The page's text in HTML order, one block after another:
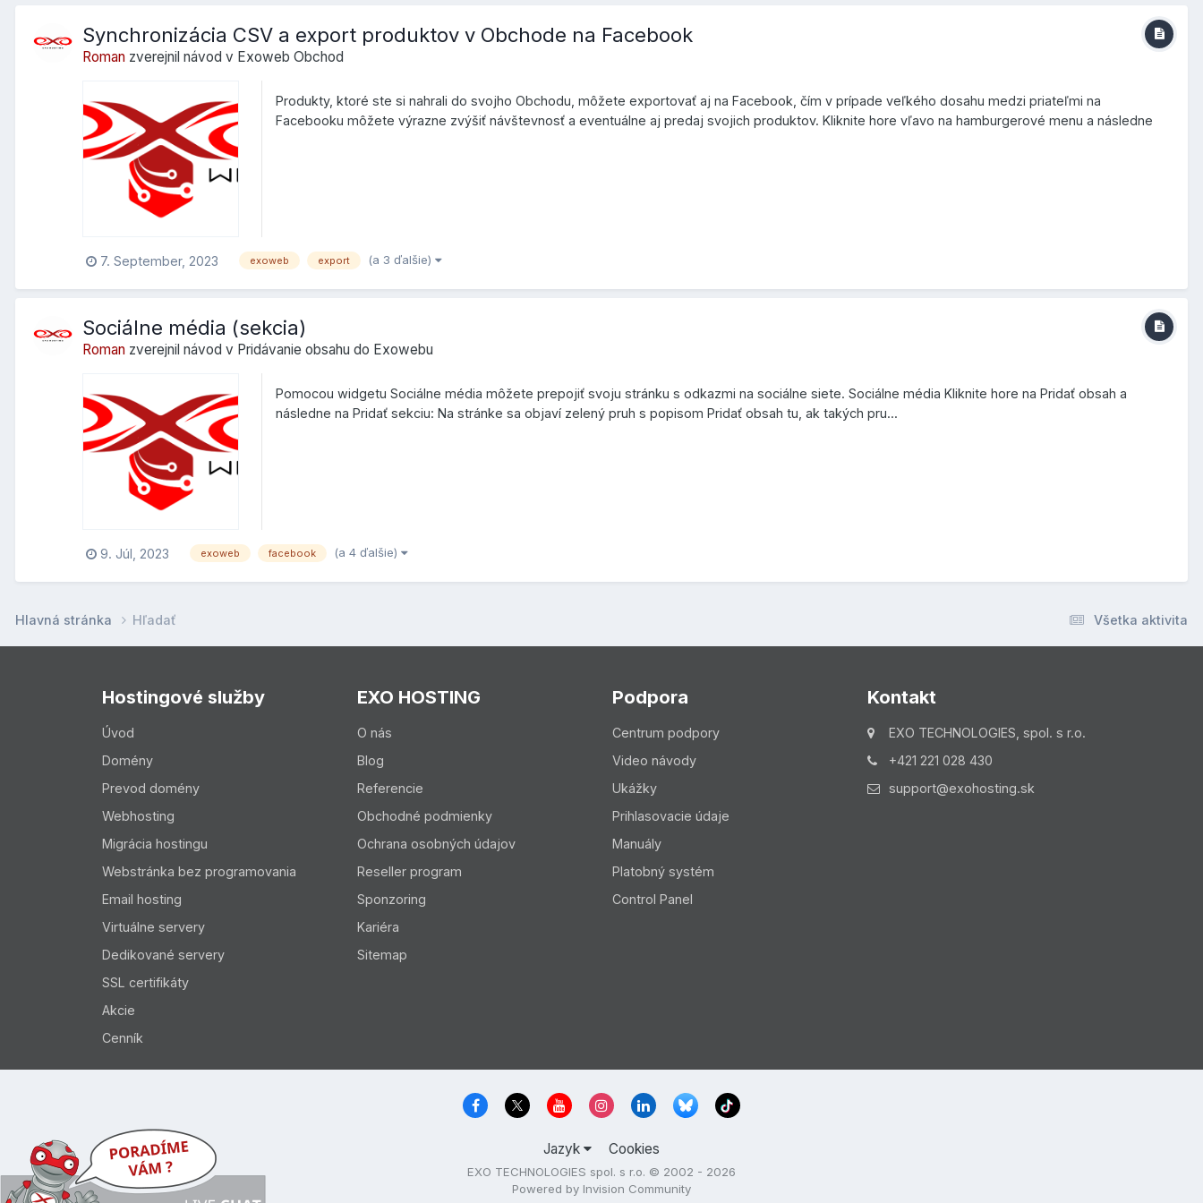
Synchronizácia CSV a export produktov v Obchode na Facebook
Roman zverejnil návod v Exoweb Obchod
Produkty, ktoré ste si nahrali do svojho Obchodu, môžete exportovať aj na Facebook, čím v prípade veľkého dosahu medzi priateľmi na
Facebooku môžete výrazne zvýšiť návštevnosť a eventuálne aj predaj svojich produktov. Kliknite hore vľavo na hamburgerové menu a následne
7. September, 2023 exoweb export (a 3 ďalšie)
Sociálne média (sekcia)
Roman zverejnil návod v Pridávanie obsahu do Exowebu
Pomocou widgetu Sociálne média môžete prepojiť svoju stránku s odkazmi na sociálne siete. Sociálne média Kliknite hore na Pridať obsah a
následne na Pridať sekciu: Na stránke sa objaví zelený pruh s popisom Pridať obsah tu, ak takých pru...
9. Júl, 2023 exoweb facebook (a 4 ďalšie)
Všetka aktivita
Hlavná stránka Hľadať
Hostingové služby
Úvod
Domény
Prevod domény
Webhosting
Migrácia hostingu
Webstránka bez programovania
Email hosting
Virtuálne servery
Dedikované servery
SSL certifikáty
Akcie
Cenník
EXO HOSTING
O nás
Blog
Referencie
Obchodné podmienky
Ochrana osobných údajov
Reseller program
Sponzoring
Kariéra
Sitemap
Podpora
Centrum podpory
Video návody
Ukážky
Prihlasovacie údaje
Manuály
Platobný systém
Control Panel
Kontakt
EXO TECHNOLOGIES, spol. s r.o.
+421 221 028 430
support@exohosting.sk
Jazyk Cookies
EXO TECHNOLOGIES spol. s r.o. © 2002 - 2026
Powered by Invision Community